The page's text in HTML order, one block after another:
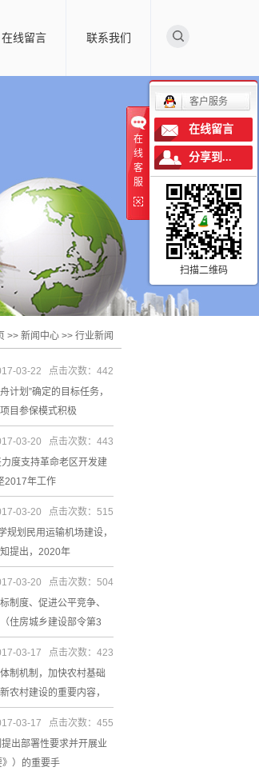
在线留言 联系我们
>> 新闻中心 >> 行业新闻
计划”确定的目标任务，
目参保模式积极
03-22 点击次数：442
度支持革命老区开发建
2017年工作
03-20 点击次数：443
划民用运输机场建设，
提出，2020年
03-20 点击次数：515
制度、促进公平竞争、
住房城乡建设部令第3
03-20 点击次数：504
制机制，加快农村基础
农村建设的重要内容，
03-17 点击次数：423
出部署性要求并开展业
）的重要手
03-17 点击次数：455
在
线
客
服
客户服务
在线留言
分享到...
扫描二维码